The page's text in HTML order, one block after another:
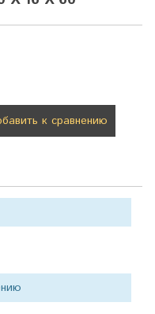
к сравнению